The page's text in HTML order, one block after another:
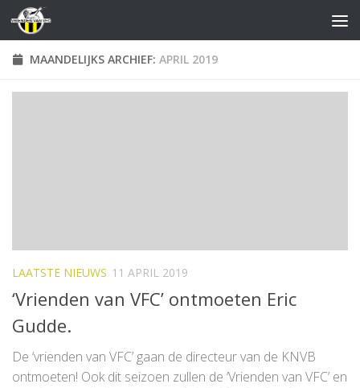
Doorgaan naar inhoud
MAANDELIJKS ARCHIEF: APRIL 2019
LAATSTE NIEUWS 11 APRIL 2019
‘Vrienden van VFC’ ontmoeten Eric
Gudde.
De ‘vrienden van VFC’ gaan de directeur van de KNVB
ontmoeten! Ook dit seizoen zullen de ‘Vrienden van VFC’ en